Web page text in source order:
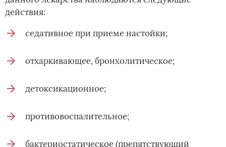
действия:
седативное при приеме настойки;
отхаркивающее, бронхолитическое;
детоксикационное;
противовоспалительное;
бактериостатическое (препятствующий